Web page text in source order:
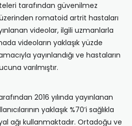
tarafından güvenilmez
romatoid artrit hastaları
videolar, ilgili uzmanlarla
videoların yaklaşık yüzde
yayınlandığı ve hastaların
varılmıştır.
2016 yılında yayınlanan
yaklaşık %70’i sağlıkla
ağı kullanmaktadır. Ortadoğu ve